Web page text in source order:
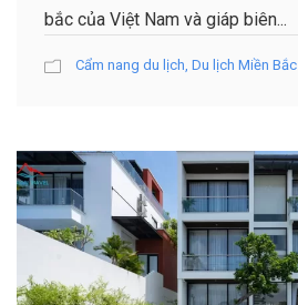
bắc của Việt Nam và giáp biên...
Cẩm nang du lịch Du lịch Miền Bắc